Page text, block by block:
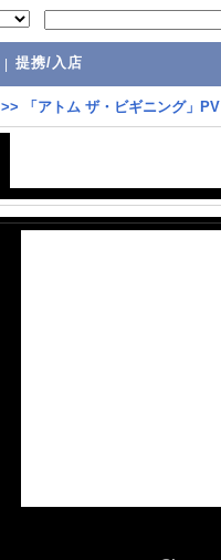
提携/入店
>> 「アトム ザ・ビギニング」PV